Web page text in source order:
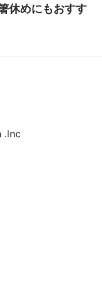
休めにもおすす
.Inc